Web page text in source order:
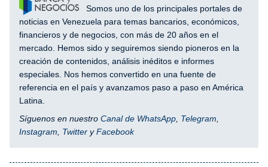
Somos uno de los principales portales de
noticias en Venezuela para temas bancarios, económicos,
financieros y de negocios, con más de 20 años en el
mercado. Hemos sido y seguiremos siendo pioneros en la
creación de contenidos, análisis inéditos e informes
especiales. Nos hemos convertido en una fuente de
referencia en el país y avanzamos paso a paso en América
Latina.
Síguenos en nuestro Canal de WhatsApp Telegram
Instagram
Twitter yFacebook